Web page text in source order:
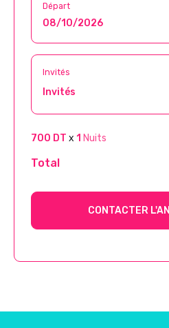
Départ
Invités
Invités
700 DT x 1 Nuits
Total
CONTACTER